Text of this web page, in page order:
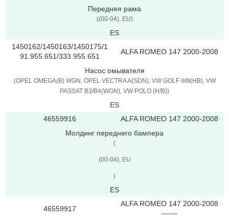
Передняя рама
((00-04), EU)
ES
1450162/1450163/1450175/1
91.955.651/333.955.651
ALFA ROMEO 147 2000-2008
Насос омывателя
(OPEL OMEGA(B) WGN, OPEL VECTRA A(SDN), VW GOLF II/III(HB), VW
PASSAT B3/B4(WGN), VW POLO (H/B))
ES
46559916
ALFA ROMEO 147 2000-2008
Молдинг переднего бампера
(
(00-04), EU
)
ES
46559917
ALFA ROMEO 147 2000-2008